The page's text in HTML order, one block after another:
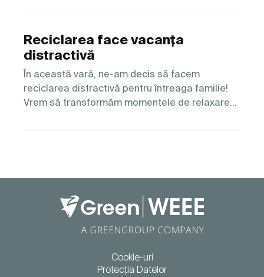
Reciclarea face vacanța
distractivă
În această vară, ne-am decis să facem
reciclarea distractivă pentru întreaga familie!
Vrem să transformăm momentele de relaxare…
Cookie-uri
Protecția Datelor